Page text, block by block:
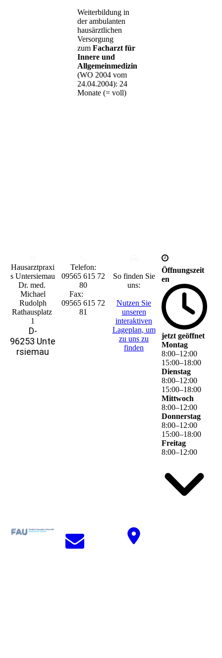
Weiterbildung in
der ambulanten
hausärztlichen
Versorgung
zum Facharzt für
Innere und
Allgemeinmedizin
(WO 2004 vom
24.04.2004): 24
Monate (= voll)
Hausarztpraxi
s Untersiemau
Dr. med.
Michael
Rudolph
Rathausplatz
1
D-
96253 Unte
rsiemau
Telefon:
09565 615 72
80
Fax:
09565 615 72
81
So finden Sie
uns:
Nutzen Sie
unseren
interaktiven
La­ge­plan, um
zu uns zu
finden
Öffnungszeit
en
jetzt geöffnet
Montag
8:00–12:00
15:00–18:00
Dienstag
8:00–12:00
15:00–18:00
Mittwoch
8:00–12:00
Donnerstag
8:00–12:00
15:00–18:00
Freitag
8:00–12:00